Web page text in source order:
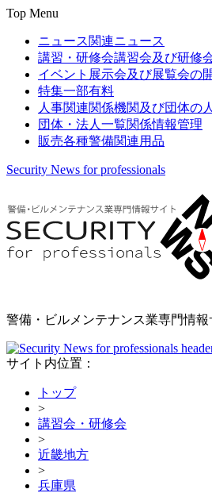
Top Menu
ニュース関連ニュース
講習・研修会講習会及び研修
イベント 展示会及び展覧会の
特集一部有料
人事関連関係機関及び団体の
団体・法人一覧関係情報管理
販売各種警備関連用品
Security News for professionals
警備・ビルメンテナンス業専門情報
サイト内位置：
トップ
>
講習会・研修会
>
近畿地方
>
兵庫県